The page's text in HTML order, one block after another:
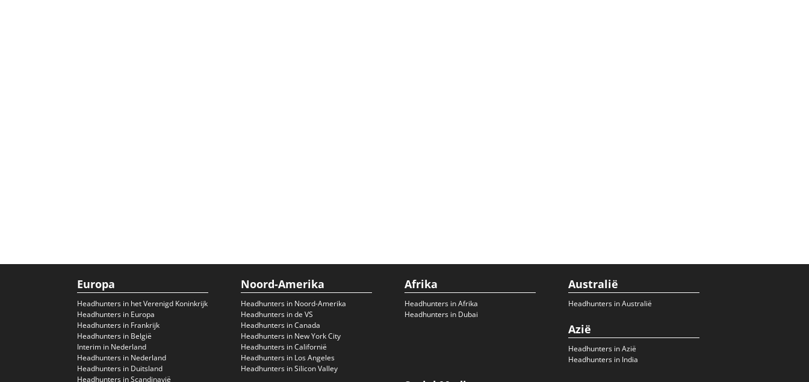
Europa
Headhunters in het Verenigd Koninkrijk
Headhunters in Europa
Headhunters in Frankrijk
Headhunters in België
Interim in Nederland
Headhunters in Nederland
Headhunters in Duitsland
Headhunters in Scandinavië
Noord-Amerika
Headhunters in Noord-Amerika
Headhunters in de VS
Headhunters in Canada
Headhunters in New York City
Headhunters in Californië
Headhunters in Los Angeles
Headhunters in Silicon Valley
Afrika
Headhunters in Afrika
Headhunters in Dubai
Australië
Headhunters in Australië
Azië
Headhunters in Azië
Headhunters in India